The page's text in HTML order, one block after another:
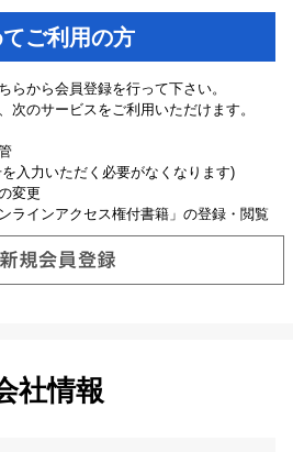
ご利用の方
らから会員登録を行って下さい。
次のサービスをご利用いただけます。
入力いただく必要がなくなります)
変更
ラインアクセス権付書籍」の登録・閲覧
社情報